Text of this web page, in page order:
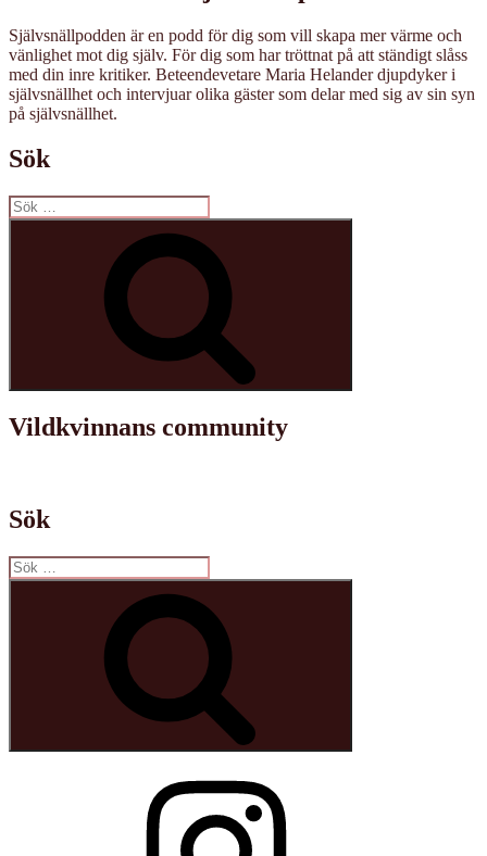
Självsnällpodden är en podd för dig som vill skapa mer värme och
vänlighet mot dig själv. För dig som har tröttnat på att ständigt slåss
med din inre kritiker. Beteendevetare Maria Helander djupdyker i
självsnällhet och intervjuar olika gäster som delar med sig av sin syn
på självsnällhet.
Sök
Sök
efter:
Vildkvinnans community
Sök
Sök
efter: